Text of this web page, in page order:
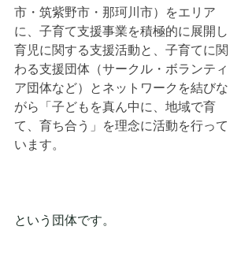
市・筑紫野市・那珂川市）をエリア
に、子育て支援事業を積極的に展開し
育児に関する支援活動と、子育てに関
わる支援団体（サークル・ボランティ
ア団体など）とネットワークを結びな
がら「子どもを真ん中に、地域で育
て、育ち合う」を理念に活動を行って
います。
という団体です。